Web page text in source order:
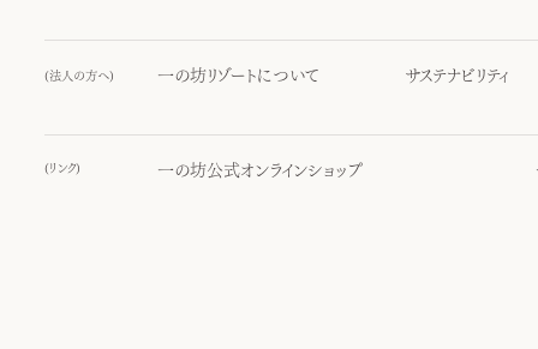
(法人の方へ) 一の坊リゾートについて サステナビリティ
(リンク) 一の坊公式オンラインショップ